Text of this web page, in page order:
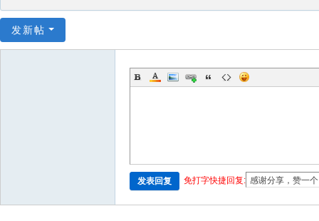
发新帖
发表回复 免打字快捷回复: